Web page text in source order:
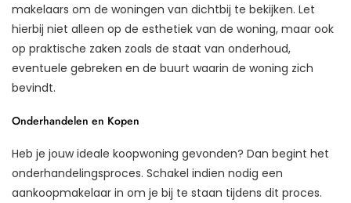
makelaars om de woningen van dichtbij te bekijken. Let
hierbij niet alleen op de esthetiek van de woning, maar ook
op praktische zaken zoals de staat van onderhoud,
eventuele gebreken en de buurt waarin de woning zich
bevindt.
Onderhandelen en Kopen
Heb je jouw ideale koopwoning gevonden? Dan begint het
onderhandelingsproces. Schakel indien nodig een
aankoopmakelaar in om je bij te staan tijdens dit proces.